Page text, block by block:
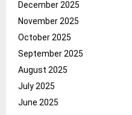
December 2025
November 2025
October 2025
September 2025
August 2025
July 2025
June 2025